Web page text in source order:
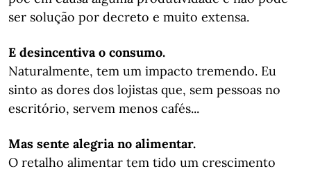
ser solução por decreto e muito extensa.
E desincentiva o consumo.
Naturalmente, tem um impacto tremendo. Eu
sinto as dores dos lojistas que, sem pessoas no
escritório, servem menos cafés...
Mas sente alegria no alimentar.
O retalho alimentar tem tido um crescimento